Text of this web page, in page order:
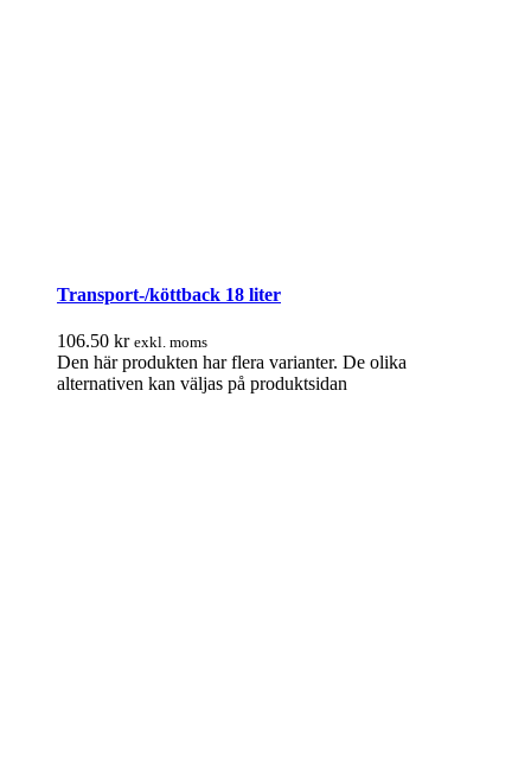
Transport-/köttback 18 liter
106.50 kr exkl. moms
Den här produkten har flera varianter. De olika
alternativen kan väljas på produktsidan